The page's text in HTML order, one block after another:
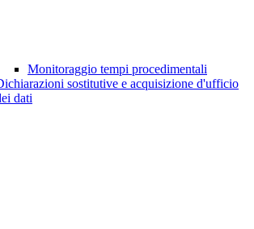
Monitoraggio tempi procedimentali
sostitutive e acquisizione d'ufficio
dati